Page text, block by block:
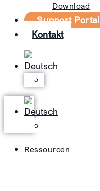
Download
Support Portal
Kontakt
Ressourcen